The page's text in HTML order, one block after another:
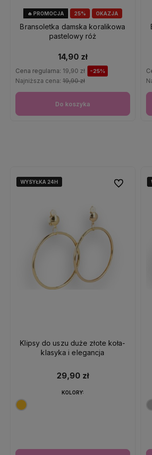
25% OKAZJA
🔥 PROMOCJA
Bransoletka damska koralikowa
pastelowy róż
14,90 zł
Cena regularna: 19,90 zł -25%
Najniższa cena:19,90 zł
Do koszyka
WYSYŁKA 24H
WYSYŁKA 24H
Klipsy do uszu duże złote koła-
klasyka i elegancja
29,90 zł
KOLORY:
Do